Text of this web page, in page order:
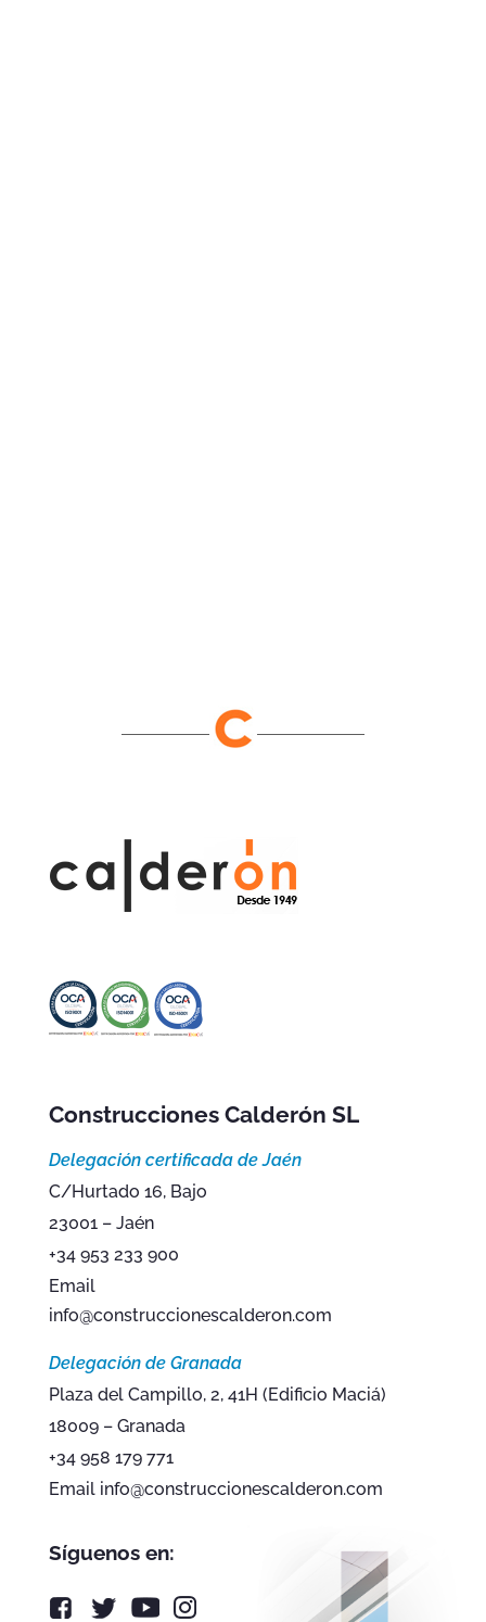
Construcciones Calderón SL
Delegación certificada de Jaén
C/Hurtado 16, Bajo
23001 – Jaén
+34 953 233 900
Email
info@construccionescalderon.com
Delegación de Granada
Plaza del Campillo, 2, 41H (Edificio Maciá)
18009 – Granada
+34 958 179 771
Email info@construccionescalderon.com
Síguenos en: